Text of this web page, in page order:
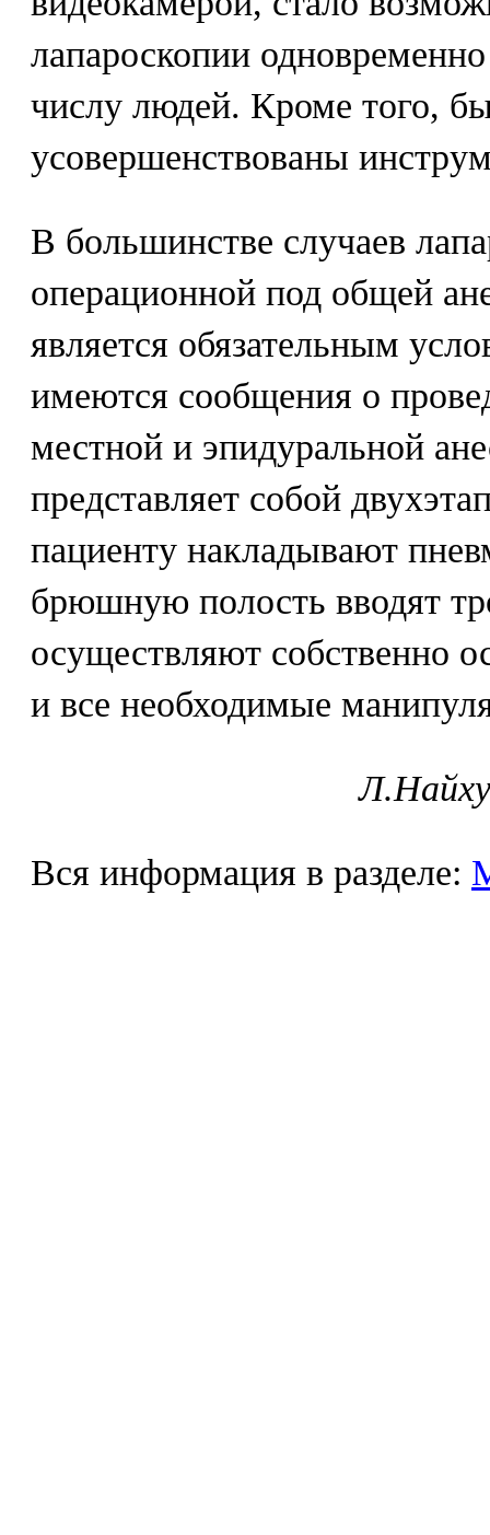
лапароскопии
числу людей. Кроме того,
усовершенствованы
В большинстве случаев
операционной под общей
является обязательным
имеются сообщения о
местной и эпидуральной
представляет собой
пациенту накладывают
брюшную полость вводят
осуществляют собственно
и все необходимые
Вся информация в разделе: